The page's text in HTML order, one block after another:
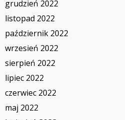
grudzień 2022
listopad 2022
październik 2022
wrzesień 2022
sierpień 2022
lipiec 2022
czerwiec 2022
maj 2022